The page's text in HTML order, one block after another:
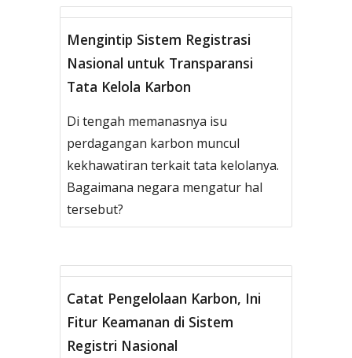
Mengintip Sistem Registrasi
Nasional untuk Transparansi
Tata Kelola Karbon
Di tengah memanasnya isu
perdagangan karbon muncul
kekhawatiran terkait tata kelolanya.
Bagaimana negara mengatur hal
tersebut?
Catat Pengelolaan Karbon, Ini
Fitur Keamanan di Sistem
Registri Nasional